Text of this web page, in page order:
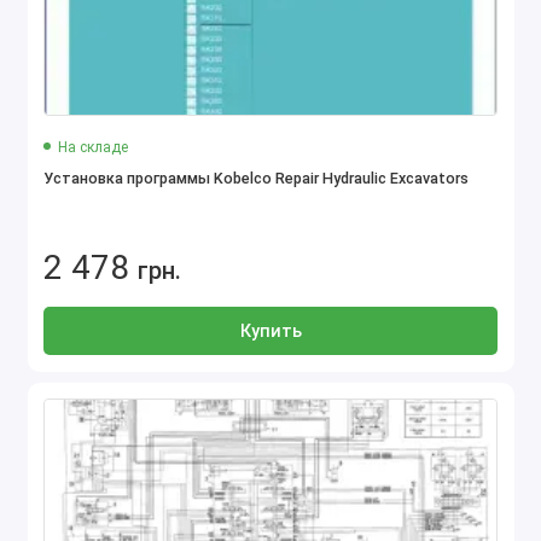
На складе
Установка программы Kobelco Repair Hydraulic Excavators
2 478 грн.
Купить